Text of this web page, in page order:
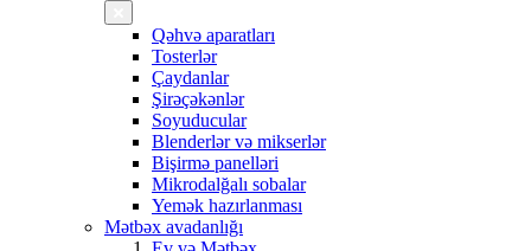
Qəhvə aparatları
Tosterlər
Çaydanlar
Şirəçəkənlər
Soyuducular
Blenderlər və mikserlər
Bişirmə panelləri
Mikrodalğalı sobalar
Yemək hazırlanması
Mətbəx avadanlığı